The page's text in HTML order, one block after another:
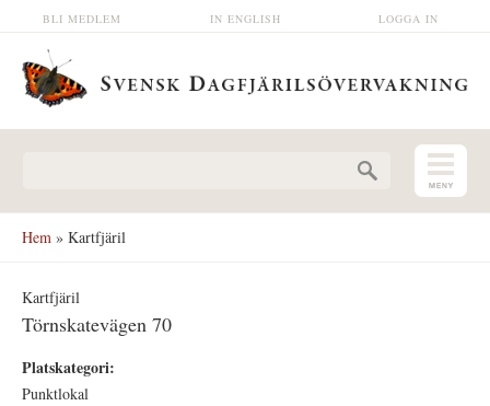
Hoppa till huvudinnehåll LOGGA IN
IN ENGLISH
BLI MEDLEM
Hem » Kartfjäril
Kartfjäril
Törnskatevägen 70
Platskategori:
Punktlokal